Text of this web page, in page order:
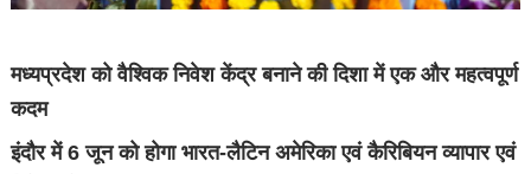
मध्यप्रदेश को वैश्विक निवेश केंद्र बनाने की दिशा में एक और महत्वपूर्ण
कदम
इंदौर में 6 जून को होगा भारत-लैटिन अमेरिका एवं कैरिबियन व्यापार एवं